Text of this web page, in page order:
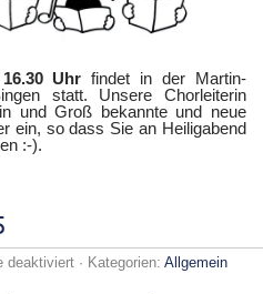
16.30 Uhr findet in der Martin-
statt. Unsere Chorleiterin
und Groß bekannte und neue
ein, so dass Sie an Heiligabend
:-).
deaktiviertfür· Kategorien: Allgemein